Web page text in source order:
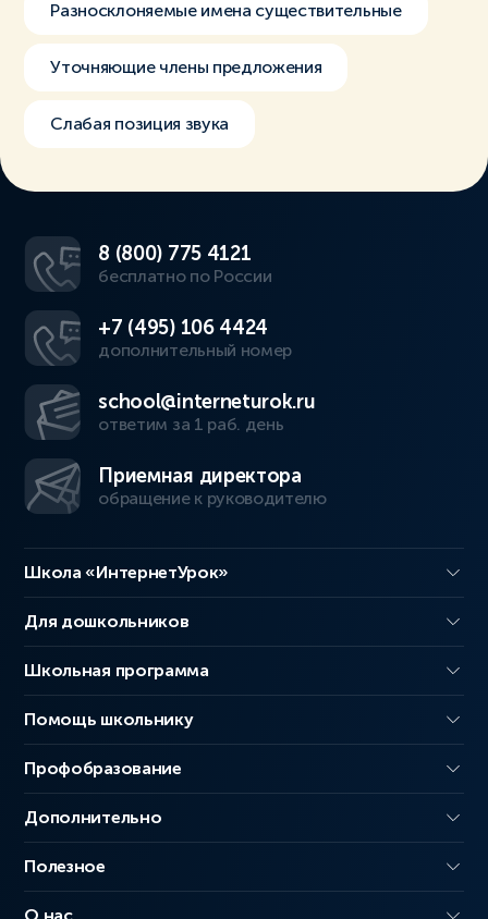
Разносклоняемые имена существительные
Уточняющие члены предложения
Слабая позиция звука
8 (800) 775 4121
бесплатно по России
+7 (495) 106 4424
дополнительный номер
school@interneturok.ru
ответим за 1 раб. день
Приемная директора
обращение к руководителю
Школа «ИнтернетУрок»
Для дошкольников
Школьная программа
Помощь школьнику
Профобразование
Дополнительно
Полезное
О нас